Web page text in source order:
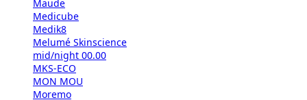
Maude
Medicube
Medik8
Melumé Skinscience
mid/night 00.00
MKS-ECO
MON MOU
Moremo